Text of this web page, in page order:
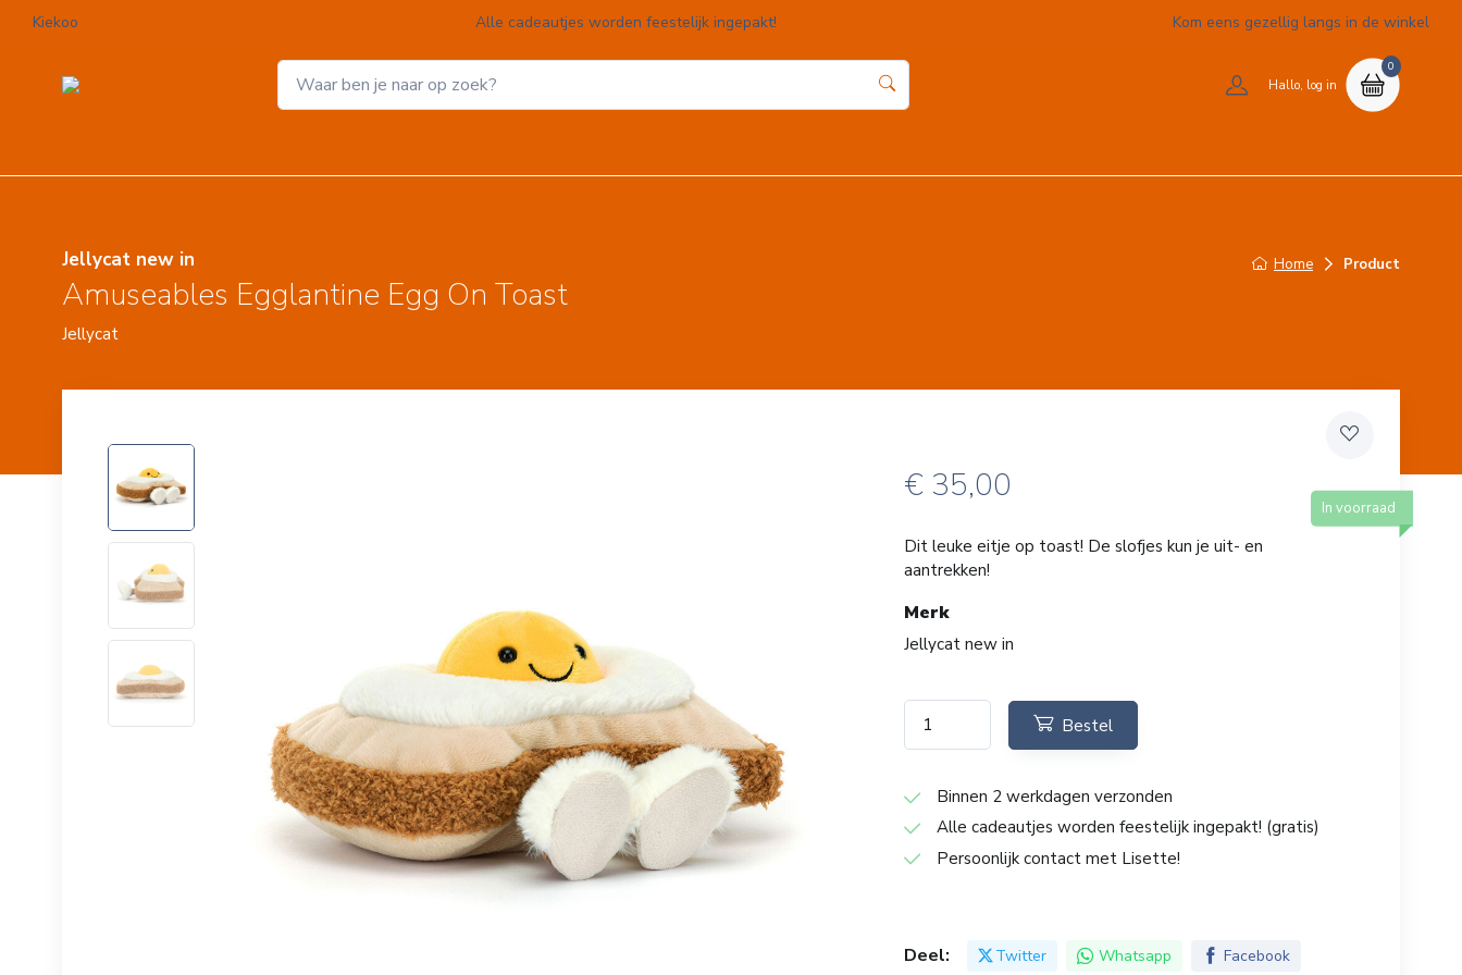
Kiekoo Alle cadeautjes worden feestelijk ingepakt! Kom eens gezellig langs in de winkel
Hallo, log in
0
Home Product
Jellycat new in
Amuseables Egglantine Egg On Toast
Jellycat
€ 35,00
In voorraad
Dit leuke eitje op toast! De slofjes kun je uit- en
aantrekken!
Merk
Jellycat new in
Bestel
Binnen 2 werkdagen verzonden
Alle cadeautjes worden feestelijk ingepakt! (gratis)
Persoonlijk contact met Lisette!
Deel: Twitter Whatsapp Facebook